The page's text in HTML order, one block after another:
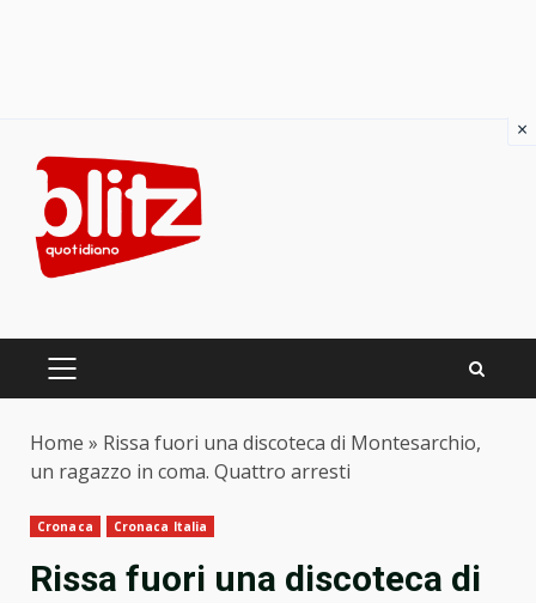
content
PRIMARY
Home » Rissa fuori una discoteca di Montesarchio,
un ragazzo in coma. Quattro arresti
Cronaca Cronaca Italia
Rissa fuori una discoteca di
×